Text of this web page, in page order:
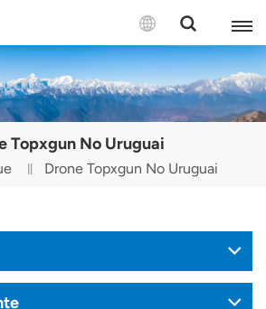
NOS
Topxgun No Uruguai
Drone Topxgun No Uruguai